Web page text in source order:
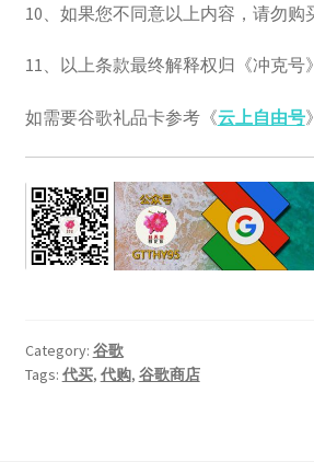
10、如果您不同意以上内容，请勿购
11、以上条款最终解释权归《冲克号
如需要谷歌礼品卡参考《云上自由号
Category: 谷歌
Tags: 代买, 代购, 谷歌商店